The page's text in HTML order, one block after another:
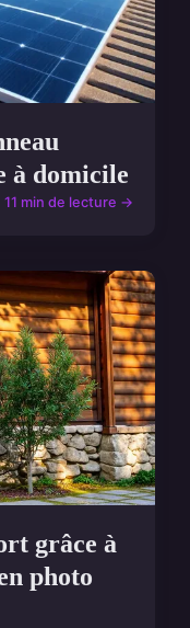
à domicile
11 min de lecture →
grâce à
photo